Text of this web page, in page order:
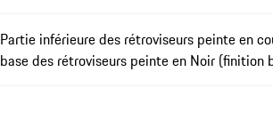
Partie inférieure des rétroviseurs peinte en
base des rétroviseurs peinte en Noir (finition